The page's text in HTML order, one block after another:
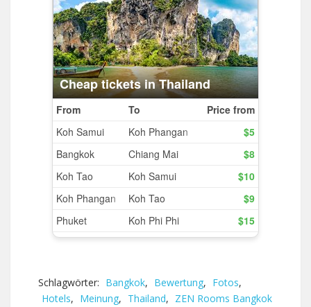
Schlagwörter: Bangkok, Bewertung, Fotos,
Hotels, Meinung, Thailand, ZEN Rooms Bangkok